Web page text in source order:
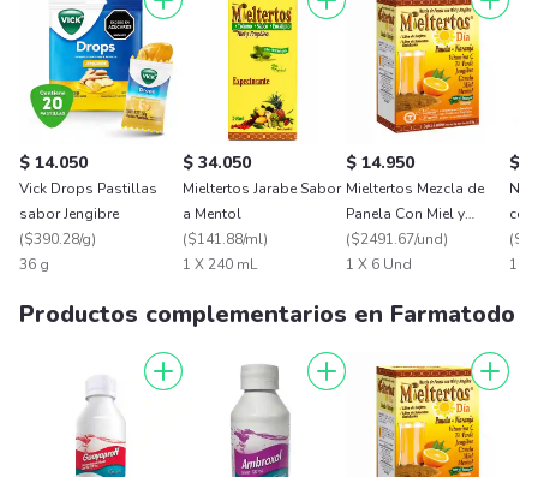
$ 14.050
Vick Drops Pastillas
sabor Jengibre
($390.28/g)
36 g
$ 34.050
Mieltertos Jarabe Sabor
a Mentol
($141.88/ml)
1 X 240 mL
$ 14.950
Mieltertos Mezcla de
Panela Con Miel y
Jengibre Día Sabor
Naranja
($2491.67/und)
1 X 6 Und
$
(
1 X
Productos complementarios en Farmatodo